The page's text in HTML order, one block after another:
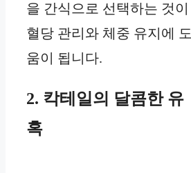
을 간식으로 선택하는 것이
혈당 관리와 체중 유지에 도
움이 됩니다.
2. 칵테일의 달콤한 유
혹